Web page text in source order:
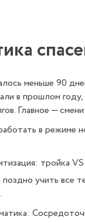
меньше 90
в прошлом
Главное —
в режиме
тройка
поздно учить все